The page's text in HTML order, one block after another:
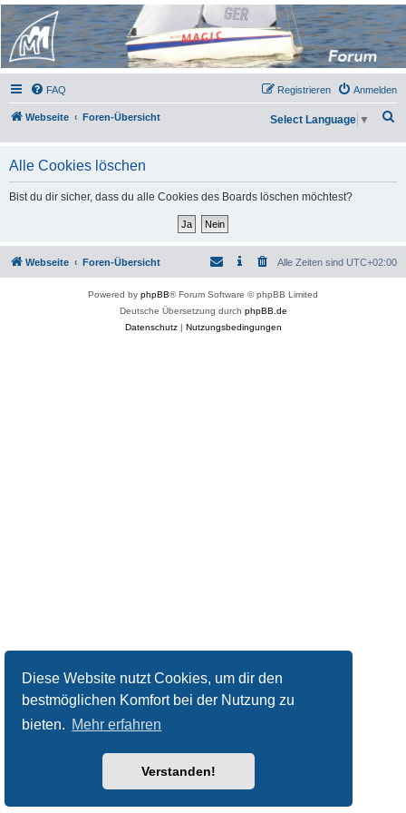
Diese Website nutzt Cookies, um dir den
bestmöglichen Komfort bei der Nutzung zu
bieten. Mehr erfahren
Verstanden!
Micro Magic Forum
Deutschland
FAQ Anmelden
Registrieren
Webseite Foren-Übersicht
h
Select Language ▼
Alle Cookies löschen
Bist du dir sicher, dass du alle Cookies des Boards löschen möchtest?
Webseite Foren-Übersicht Alle Zeiten sind UTC+02:00
Powered by phpBB® Forum Software © phpBB Limited
Deutsche Übersetzung durch phpBB.de
Datenschutz| Nutzungsbedingungen